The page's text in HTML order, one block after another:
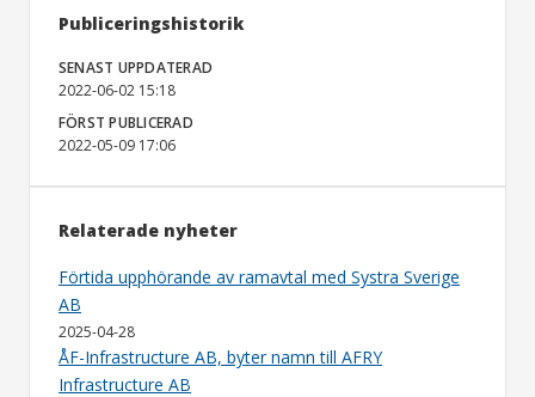
Publiceringshistorik
SENAST UPPDATERAD
2022-06-02 15:18
FÖRST PUBLICERAD
2022-05-09 17:06
Relaterade nyheter
Förtida upphörande av ramavtal med Systra Sverige
AB
2025-04-28
ÅF-Infrastructure AB, byter namn till AFRY
Infrastructure AB